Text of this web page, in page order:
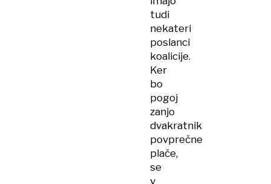
tudi
nekateri
poslanci
koalicije.
Ker
bo
pogoj
zanjo
dvakratnik
povprečne
plače,
se
v